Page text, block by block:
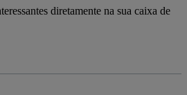
diretamente na sua caixa de